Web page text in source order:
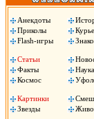
Анекдоты
Приколы
Flash-игры
Статьи
Факты
Наука
Космос
Картинки
Звезды